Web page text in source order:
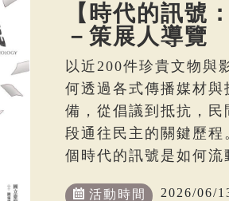
【時代的訊號
－策展人導覽
以近200件珍貴文物與
何透過各式傳播媒材
備，從倡議到抵抗，
段通往民主的關鍵歷
個時代的訊號是如何流
活動時間 2026/06/